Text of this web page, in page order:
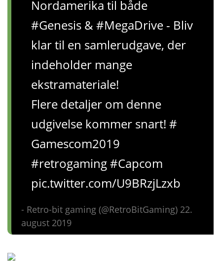
Nordamerika til både
#Genesis & #MegaDrive - Bliv
klar til en samlerudgave, der
indeholder mange
ekstramateriale!
Flere detaljer om denne
udgivelse kommer snart! #
Gamescom2019
#retrogaming #Capcom
pic.twitter.com/U9BRzjLzxb
- Retro-bit gaming (@RetroBitGaming) 22.
august 2019